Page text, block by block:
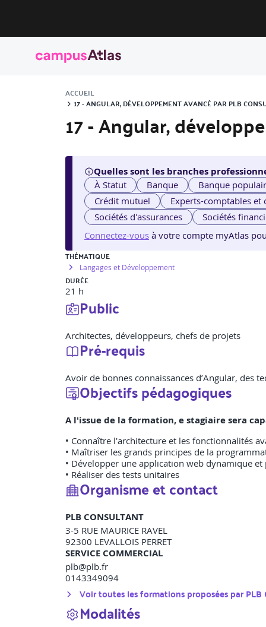
ACCUEIL
17 - ANGULAR, DÉVELOPPEMENT AVANCÉ PAR PLB
17 - Angular,
Quelles sont les branches
À Statut Banque Banque
Crédit mutuel
Experts-comptables et
Sociétés d'assurances
Sociétés
Connectez-vous à votre compte myAtlas
THÉMATIQUE
Langages et Développement
DURÉE
21 h
Public
Architectes, développeurs, chefs de projets
Pré-requis
Avoir de bonnes connaissances d’Angular, des
Objectifs pédagogiques
A l'issue de la formation, e stagiaire sera
• Connaître l'architecture et les fonctionnalités
• Maîtriser les grands principes de la
• Développer une application web dynamique
• Réaliser des tests unitaires
Organisme et contact
PLB CONSULTANT
3-5 RUE MAURICE RAVEL
92300 LEVALLOIS PERRET
SERVICE COMMERCIAL
plb@plb.fr
0143349094
Voir toutes les formations proposées parPLB
Modalités